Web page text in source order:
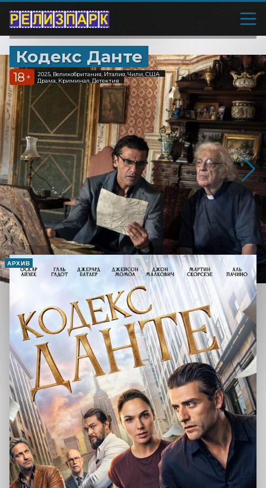
Кодекс Данте
18 +
2025, Великобритания, Италия, Чили, США
Драма, Криминал, Детектив
АРХИВ